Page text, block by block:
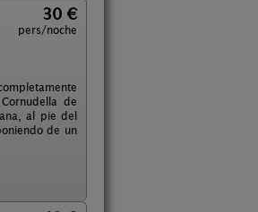
30 €
pers/noche
de
al pie del
de un